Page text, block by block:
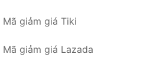
Mã giảm giá Tiki
Mã giảm giá Lazada